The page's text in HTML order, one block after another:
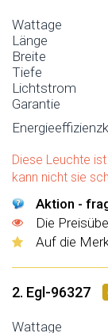
Wattage
Länge
Breite
Tiefe
Lichtstrom
Garantie
Diese Leuchte
kann nicht sie
Aktion -
Die
Auf die
2. Egl-96327
Wattage